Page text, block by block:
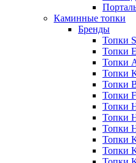
Каминные топки
Бренды
Топки
Топки
Топки
Топки
Топки
Топки
Топки
Топки
Топки
Топки
Топки